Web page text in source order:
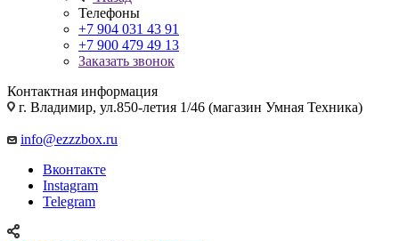
Телефоны
+7 904 031 43 91
+7 900 479 49 13
Заказать звонок
Контактная информация
г. Владимир, ул.850-летия 1/46 (магазин Умная Техника)
info@ezzzbox.ru
Вконтакте
Instagram
Telegram